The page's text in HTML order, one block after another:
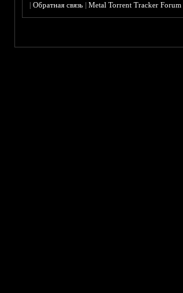
|Обратная связь |Metal Torrent Tracker Forum